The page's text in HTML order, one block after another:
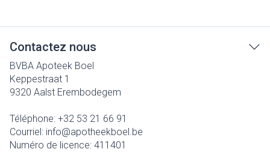
Contactez nous
BVBA Apoteek Boel
Keppestraat 1
9320 Aalst Erembodegem
Téléphone: +32 53 21 66 91
Courriel: info@apotheekboel.be
Numéro de licence: 411401